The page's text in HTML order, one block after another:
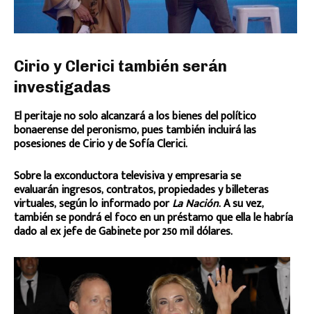
Cirio y Clerici también serán
investigadas
El peritaje no solo alcanzará a los bienes del político
bonaerense del peronismo, pues también incluirá las
posesiones de Cirio y de Sofía Clerici.
Sobre la exconductora televisiva y empresaria se
evaluarán ingresos, contratos, propiedades y billeteras
virtuales, según lo informado porLa Nación. A su vez,
también se pondrá el foco en un préstamo que ella le habría
dado al ex jefe de Gabinete por 250 mil dólares.